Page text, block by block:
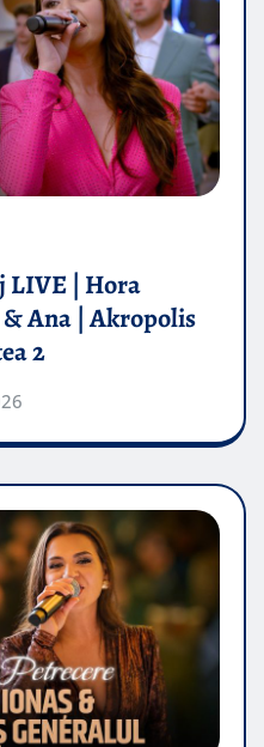
LIVE | Hora
Ana | Akropolis
2